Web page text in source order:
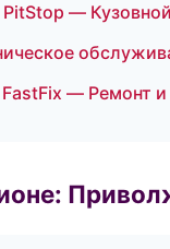
PitStop —
— Ремонт